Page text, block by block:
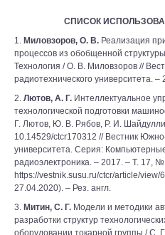
СПИСОК
1. Миловзоров, О. В. Реализация
процессов из обобщенной
Технология / О. В. Миловзоров //
радиотехнического университета.
2. Лютов, А. Г. Интеллектуальное
технологической подготовки
Г. Лютов, Ю. В. Рябов, Р. И.
10.14529/ctcr170312 // Вестник
университета. Серия:
радиоэлектроника. – 2017. – Т. 17,
https://vestnik.susu.ru/ctcr/article/
27.04.2020). – Рез. англ.
3. Митин, С. Г. Модели и методики
разработки структур
оборудовании токарной группы / С.